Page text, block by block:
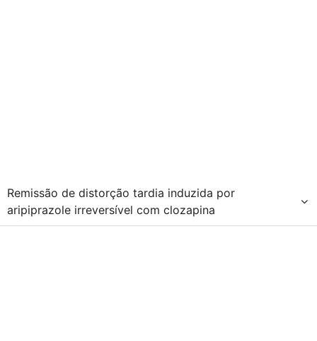
Remissão de distorção tardia induzida por
aripiprazole irreversível com clozapina